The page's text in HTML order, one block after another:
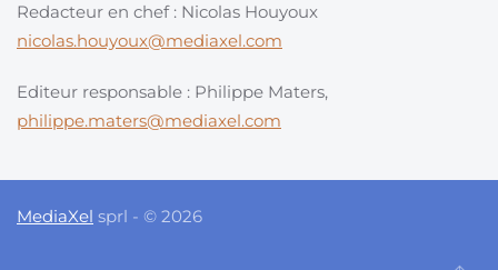
Redacteur en chef : Nicolas Houyoux
nicolas.houyoux@mediaxel.com
Editeur responsable : Philippe Maters,
philippe.maters@mediaxel.com
MediaXel sprl - © 2026